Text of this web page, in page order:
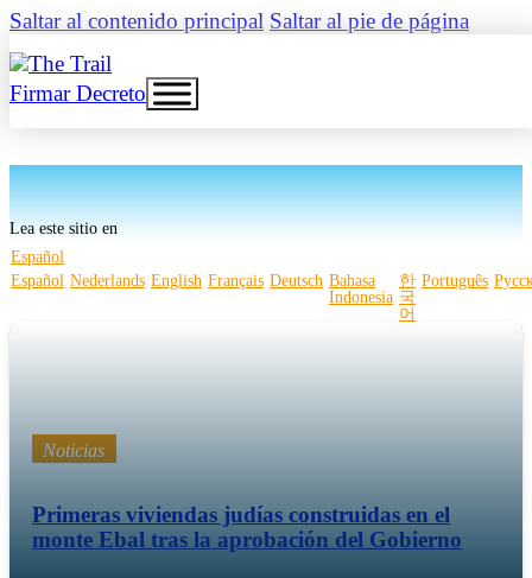
Saltar al contenido principal Saltar al pie de página
Firmar Decreto
Lea este sitio en
Español
Español Nederlands English Français Deutsch Bahasa
Indonesia
한
국
어
Português
Noticias
Primeras viviendas judías construidas en el
monte Ebal tras la aprobación del Gobierno